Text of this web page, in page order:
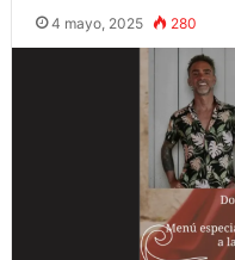
4 mayo, 2025 280